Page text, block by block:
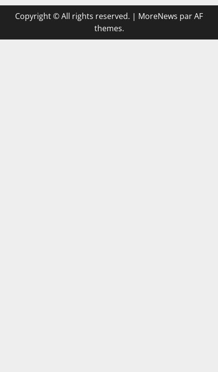
Copyright © All rights reserved. | MoreNews par AF
themes.